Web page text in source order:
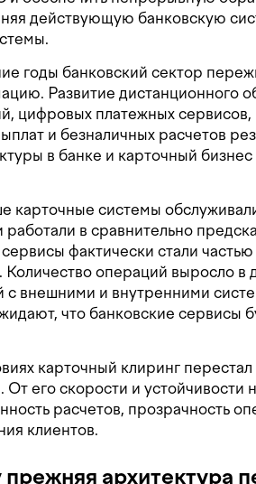
действующую банковскую
годы банковский сектор
Развитие дистанционного
цифровых платежных сервисов,
и безналичных расчетов
в банке и карточный
карточные системы
в сравнительно
фактически стали
операций выросло в
с внешними и внутренними
что банковские сервисы
карточный клиринг
От его скорости и устойчивости
расчетов, прозрачность
клиентов.
архитектура